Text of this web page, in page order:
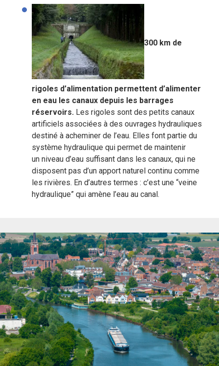
300 km de
rigoles d’alimentation permettent d’alimenter
en eau les canaux depuis les barrages
réservoirs. Les rigoles sont des petits canaux
artificiels associées à des ouvrages hydrauliques
destiné à acheminer de l’eau. Elles font partie du
système hydraulique qui permet de maintenir
un niveau d’eau suffisant dans les canaux, qui ne
disposent pas d’un apport naturel continu comme
les rivières. En d’autres termes : c’est une “veine
hydraulique” qui amène l’eau au canal.